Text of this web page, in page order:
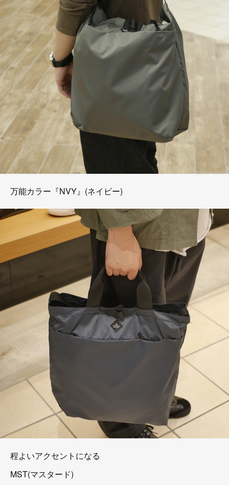
万能カラー『NVY』(ネイビー)
程よいアクセントになる
MST(マスタード)